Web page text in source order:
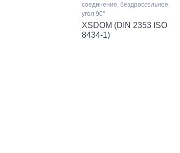
соединение, бездроссельное,
угол 90°
XSDOM (DIN 2353 ISO
8434-1)